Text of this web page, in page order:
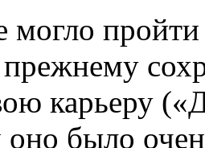
могло
карьеру
было